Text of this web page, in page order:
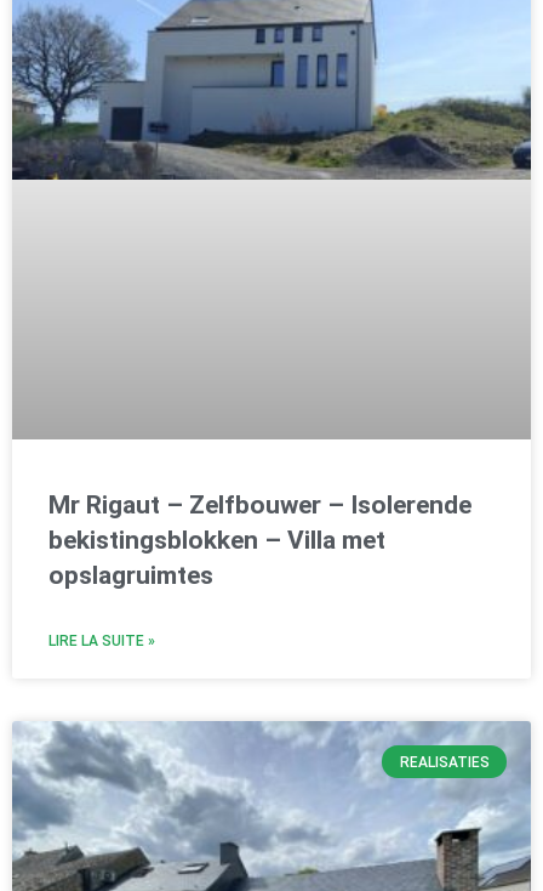
Mr Rigaut – Zelfbouwer – Isolerende
bekistingsblokken – Villa met
opslagruimtes
LIRE LA SUITE »
REALISATIES